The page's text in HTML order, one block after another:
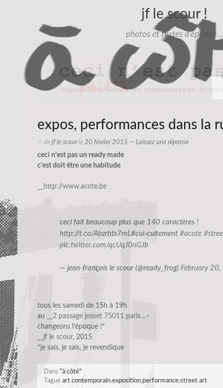
jf le scour !
photos et textes d'époque…
expos, performances dans la
— de jf le scourle 20 février 2015 — Laissez une réponse
ceci n’est pas un ready made
c’est doit être une habitude
__http://www.acote.be
ceci fait beaucoup plus que 140 caractères !
http://t.co/Abzrhts7mL#cui-cuitement #acote
pic.twitter.com/qcUqJ0nGJb
— jean-françois le scour (@ready_frog) February
tous les samedi de 15h à 19h
au __2 passage josset 75011 paris…–
changeons l’époque !*
__jf le scour, 2015
*je sais, je sais, je revendique
Dans "à côté"
Tagué art contemporain,exposition,performance,street art